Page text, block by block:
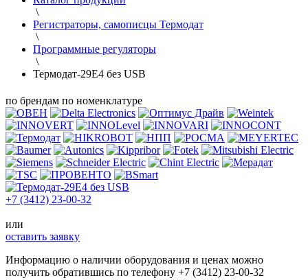
\
Регистраторы, самописцы Термодат
\
Программные регуляторы
\
Термодат-29Е4 без USB
по брендам по номенклатуре
+7 (3412) 23-00-32
или
оставить заявку
Информацию о наличии оборудования и ценах можно
получить обратившись по телефону +7 (3412) 23-00-32